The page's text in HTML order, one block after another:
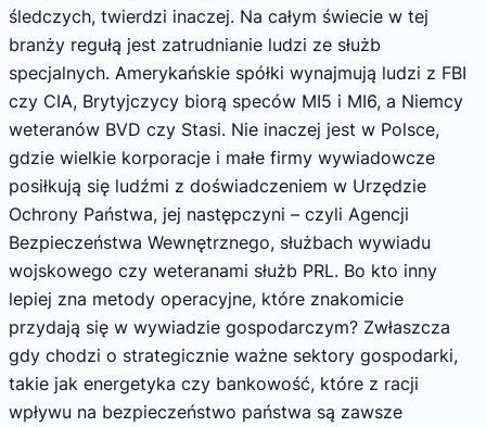
śledczych, twierdzi inaczej. Na całym świecie w tej
branży regułą jest zatrudnianie ludzi ze służb
specjalnych. Amerykańskie spółki wynajmują ludzi z FBI
czy CIA, Brytyjczycy biorą speców MI5 i MI6, a Niemcy
weteranów BVD czy Stasi. Nie inaczej jest w Polsce,
gdzie wielkie korporacje i małe firmy wywiadowcze
posiłkują się ludźmi z doświadczeniem w Urzędzie
Ochrony Państwa, jej następczyni – czyli Agencji
Bezpieczeństwa Wewnętrznego, służbach wywiadu
wojskowego czy weteranami służb PRL. Bo kto inny
lepiej zna metody operacyjne, które znakomicie
przydają się w wywiadzie gospodarczym? Zwłaszcza
gdy chodzi o strategicznie ważne sektory gospodarki,
takie jak energetyka czy bankowość, które z racji
wpływu na bezpieczeństwo państwa są zawsze